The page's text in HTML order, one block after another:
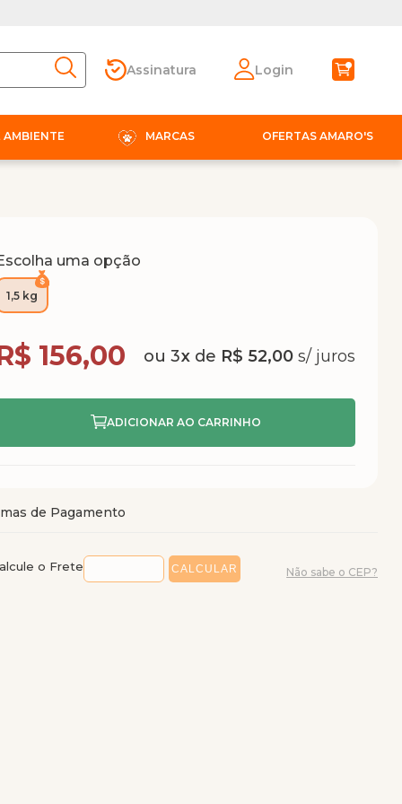
Assinatura Login
AMBIENTE MARCAS OFERTAS AMARO'S
uma opção
1,5 kg
156,00 3x de R$ 52,00
o Frete Não sabe o CEP?